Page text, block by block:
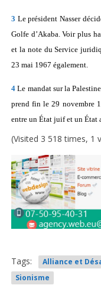
3 Le président Nasser
Golfe d’Akaba. Voir plus
et la note du Service
23 mai 1967 également.
4Le mandat sur la
prend fin le 29 novembre
entre un État juif et un État
(Visited 3 518 times, 1
Tags: Alliance et
Sionisme